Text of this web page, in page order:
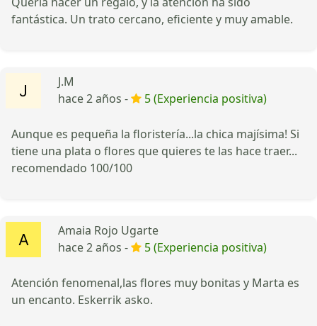
fantástica. Un trato cercano, eficiente y muy amable.
J.M
hace 2 años -
5 (Experiencia positiva)
Aunque es pequeña la floristería...la chica majísima! Si
tiene una plata o flores que quieres te las hace traer...
recomendado 100/100
Amaia Rojo Ugarte
hace 2 años -
5 (Experiencia positiva)
Atención fenomenal,las flores muy bonitas y Marta es
un encanto. Eskerrik asko.